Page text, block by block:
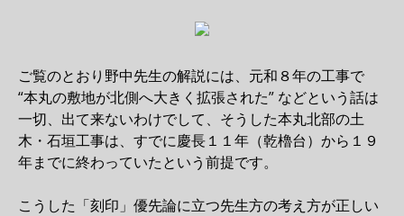
ご覧のとおり野中先生の解説には、元和８年の工事で
“本丸の敷地が北側へ大きく拡張された” などという話は
一切、出て来ないわけでして、そうした本丸北部の土
木・石垣工事は、すでに慶長１１年（乾櫓台）から１９
年までに終わっていたという前提です。
こうした「刻印」優先論に立つ先生方の考え方が正しい